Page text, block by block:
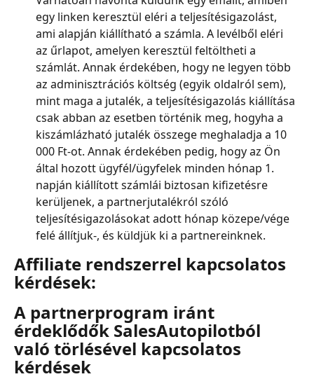
egy linken keresztül eléri a teljesítésigazolást,
ami alapján kiállítható a számla. A levélből eléri
az űrlapot, amelyen keresztül feltöltheti a
számlát. Annak érdekében, hogy ne legyen több
az adminisztrációs költség (egyik oldalról sem),
mint maga a jutalék, a teljesítésigazolás kiállítása
csak abban az esetben történik meg, hogyha a
kiszámlázható jutalék összege meghaladja a 10
000 Ft-ot. Annak érdekében pedig, hogy az Ön
által hozott ügyfél/ügyfelek minden hónap 1.
napján kiállított számlái biztosan kifizetésre
kerüljenek, a partnerjutalékról szóló
teljesítésigazolásokat adott hónap közepe/vége
felé állítjuk-, és küldjük ki a partnereinknek.
Affiliate rendszerrel kapcsolatos
kérdések:
A partnerprogram iránt
érdeklődők SalesAutopilotból
való törlésével kapcsolatos
kérdések